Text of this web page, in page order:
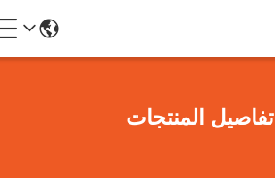
تفاصيل المنتجات